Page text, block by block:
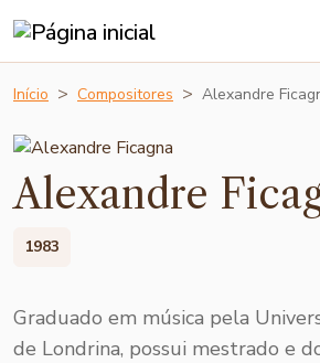
Início Compositores Alexandre
Alexandre
1983
Graduado em música pela
de Londrina, possui mestrado e